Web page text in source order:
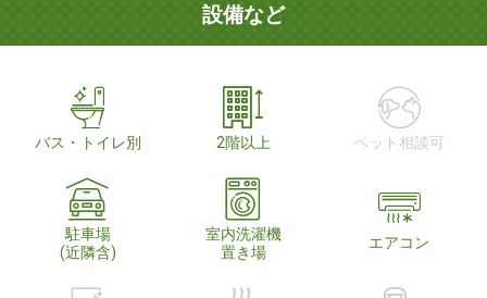
設備など
バス・トイレ別 2階以上 ペット相談可
駐車場
(近隣含)
室内洗濯機
置き場
エアコン